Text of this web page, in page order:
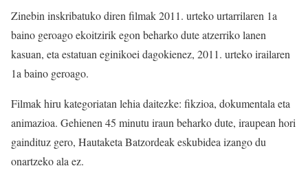
Zinebin inskribatuko diren filmak 2011. urteko urtarrilaren 1a
baino geroago ekoitzirik egon beharko dute atzerriko lanen
kasuan, eta estatuan eginikoei dagokienez, 2011. urteko irailaren
1a baino geroago.
Filmak hiru kategoriatan lehia daitezke: fikzioa, dokumentala eta
animazioa. Gehienen 45 minutu iraun beharko dute, iraupean hori
gaindituz gero, Hautaketa Batzordeak eskubidea izango du
onartzeko ala ez.